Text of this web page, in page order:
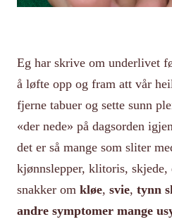
Eg har skrive om underlivet
å løfte opp og fram att vår
fjerne tabuer og sette sunn
«der nede» på dagsorden
det er så mange som sliter
kjønnslepper, klitoris, skjede,
snakker om kløe, svie, tynn
andre symptomer mange